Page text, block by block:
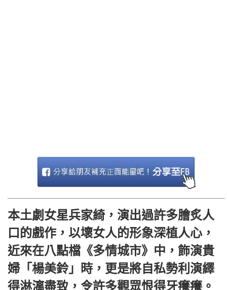
本土劇女星兵家綺，演出過許多膾炙人
口的戲作，以壞女人的形象深植人心，
近來在八點檔《多情城市》中，飾演貴
婦「楊美鈴」時，更是將自私勢利演繹
得淋漓盡致，令許多觀眾恨得牙癢癢。